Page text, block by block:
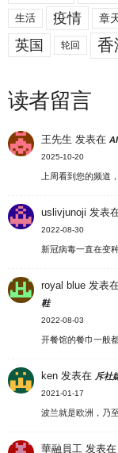
生活 疫情 章
英国 轮回 香
读者留言
王先生 发表在
2025-10-20
上周看到您的频道
uslivjunoji 发表
2022-08-30
新冠病毒一直在变
royal blue 发表
鞋
2022-08-03
开餐馆的餐巾一般
ken 发表在 斥社
2021-01-17
波兰就是欧洲，乃
華融員工 发表在